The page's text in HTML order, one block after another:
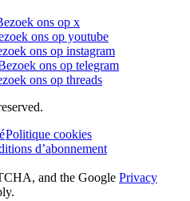
ons op x
ons op youtube
ons op instagram
ons op telegram
ons op threads
Politique cookies
d’abonnement
and the Google Privacy